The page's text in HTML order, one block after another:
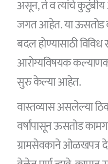
असून, ते व त्यांचे
जगत आहेत. या ऊसतोड
बदल होण्यासाठी
आरोग्यविषयक
सुरु केल्या आहेत.
वास्तव्यास असलेल्या
वर्षांपासून ऊसतोड
ग्रामसेवकाने ओळखपत्र